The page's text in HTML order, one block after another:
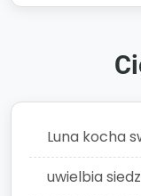
Luna kocha
uwielbia